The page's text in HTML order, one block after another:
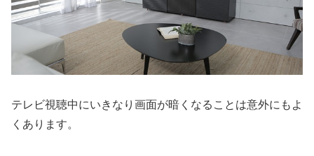
テレビ視聴中にいきなり画面が暗くなることは意外にもよ
くあります。